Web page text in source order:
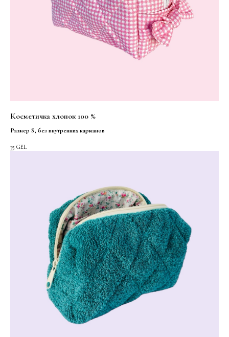
Косметичка хлопок 100 %
Размер S, без внутренних карманов
35 GEL